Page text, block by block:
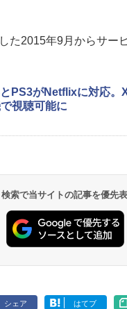
た2015年9月からサー
PS3がNetflixに対応
視聴可能に
索で当サイトの記事を優先
シェア はてブ